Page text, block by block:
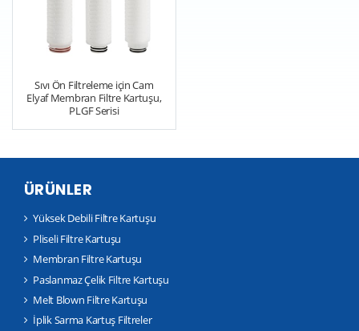
Sıvı Ön Filtreleme için Cam
Elyaf Membran Filtre Kartuşu,
PLGF Serisi
ÜRÜNLER
Yüksek Debili Filtre Kartuşu
Pliseli Filtre Kartuşu
Membran Filtre Kartuşu
Paslanmaz Çelik Filtre Kartuşu
Melt Blown Filtre Kartuşu
İplik Sarma Kartuş Filtreler